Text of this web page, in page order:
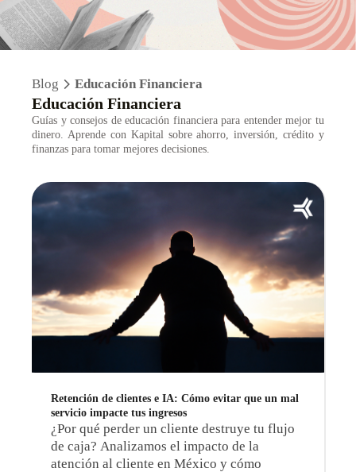
Blog Educación Financiera
Educación Financiera
Guías y consejos de educación financiera para entender mejor tu
dinero. Aprende con Kapital sobre ahorro, inversión, crédito y
finanzas para tomar mejores decisiones.
Retención de clientes e IA: Cómo evitar que un mal
servicio impacte tus ingresos
¿Por qué perder un cliente destruye tu flujo
de caja? Analizamos el impacto de la
atención al cliente en México y cómo